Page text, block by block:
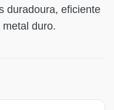
duradoura, eficiente
duro.